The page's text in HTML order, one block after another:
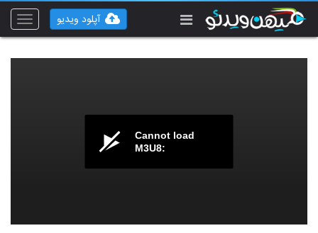
Toggle
آپلود ویدیو
Cannot load
M3U8: